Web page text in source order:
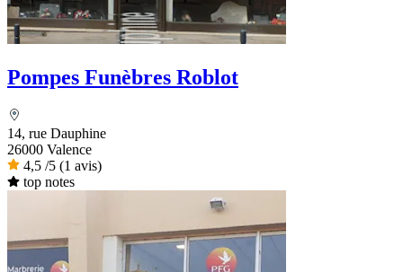
Pompes Funèbres Roblot
14, rue Dauphine
26000 Valence
4,5 /5 (1 avis)
top notes